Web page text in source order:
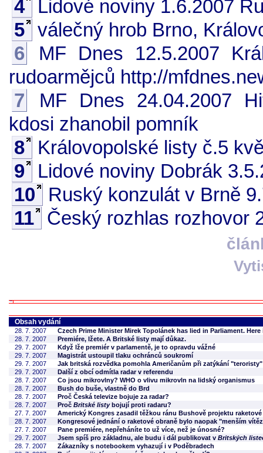
4
Lidové noviny 1.6.2007
5 válečný hrob Brno,
6
MF Dnes 12.5.2007
rudoarmějců http://
7
MF Dnes 24.04.2007
kdosi zhanobil pomník
8
Královopolské listy č.5
9
Lidové noviny Dobrák
10
Ruský konzulát v Brně
11
Český rozhlas rozhovor
Obsah vydání
28. 7. 2007
Czech Prime Minister Mirek Topolánek has lied in Parliament.
28. 7. 2007
Premiére, lžete. A Britské listy mají důkaz.
29. 7. 2007
Když lže premiér v parlamentě, je to opravdu vážné
29. 7. 2007
Magistrát ustoupil tlaku ochránců soukromí
29. 7. 2007
Jak britská rozvědka pomohla Američanům při zatýkání "teroristy"
29. 7. 2007
Další z obcí odmítla radar v referendu
28. 7. 2007
Co jsou mikrovlny? WHO o vlivu mikrovln na lidský organismus
28. 7. 2007
Bush do buše, vlastně do Brd
28. 7. 2007
Proč Česká televize bojuje za radar?
28. 7. 2007
Proč Britské listybojují proti radaru?
27. 7. 2007
Americký Kongres zasadil těžkou ránu Bushově projektu
28. 7. 2007
Kongresové jednání o raketové obraně bylo naopak "menším
27. 7. 2007
Pane premiére, nepřeháníte to už více, než je únosné?
29. 7. 2007
Jsem spíš pro základnu, ale budu i dál publikovat v Britských
28. 7. 2007
Zákazníky s notebookem vyhazují i v Poděbradech